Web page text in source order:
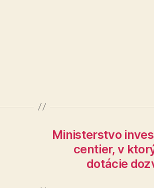
Ministerstvo
centier, v
dotácie